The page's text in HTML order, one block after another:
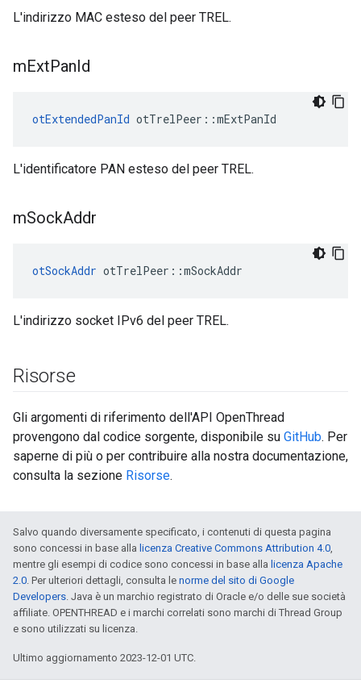
L'indirizzo MAC esteso del peer TREL.
mExtPanId
otExtendedPanId otTrelPeer ::mExtPanId
L'identificatore PAN esteso del peer TREL.
mSockAddr
otSockAddr otTrelPeer ::mSockAddr
L'indirizzo socket IPv6 del peer TREL.
Risorse
Gli argomenti di riferimento dell'API OpenThread
provengono dal codice sorgente, disponibile su GitHub. Per
saperne di più o per contribuire alla nostra documentazione,
consulta la sezione Risorse.
Salvo quando diversamente specificato, i contenuti di questa pagina
sono concessi in base alla licenza Creative Commons Attribution 4.0,
mentre gli esempi di codice sono concessi in base alla licenza Apache
2.0. Per ulteriori dettagli, consulta le norme del sito di Google
Developers. Java è un marchio registrato di Oracle e/o delle sue società
affiliate. OPENTHREAD e i marchi correlati sono marchi di Thread Group
e sono utilizzati su licenza.
Ultimo aggiornamento 2023-12-01 UTC.